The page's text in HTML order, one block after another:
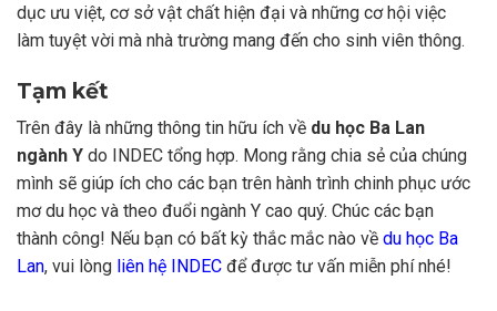
dục ưu việt, cơ sở vật chất hiện đại và những cơ hội việc
làm tuyệt vời mà nhà trường mang đến cho sinh viên thông.
Tạm kết
Trên đây là những thông tin hữu ích về du học Ba Lan
ngành Y do INDEC tổng hợp. Mong rằng chia sẻ của chúng
mình sẽ giúp ích cho các bạn trên hành trình chinh phục ước
mơ du học và theo đuổi ngành Y cao quý. Chúc các bạn
thành công! Nếu bạn có bất kỳ thắc mắc nào về du học Ba
Lan, vui lòng liên hệ INDEC để được tư vấn miễn phí nhé!